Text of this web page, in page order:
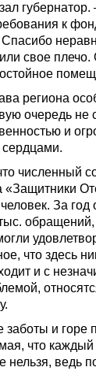
к
Спасибо
свое
региона
очередь не
и
численный
За год
что здесь
и с
заботы и горе
что
ведь